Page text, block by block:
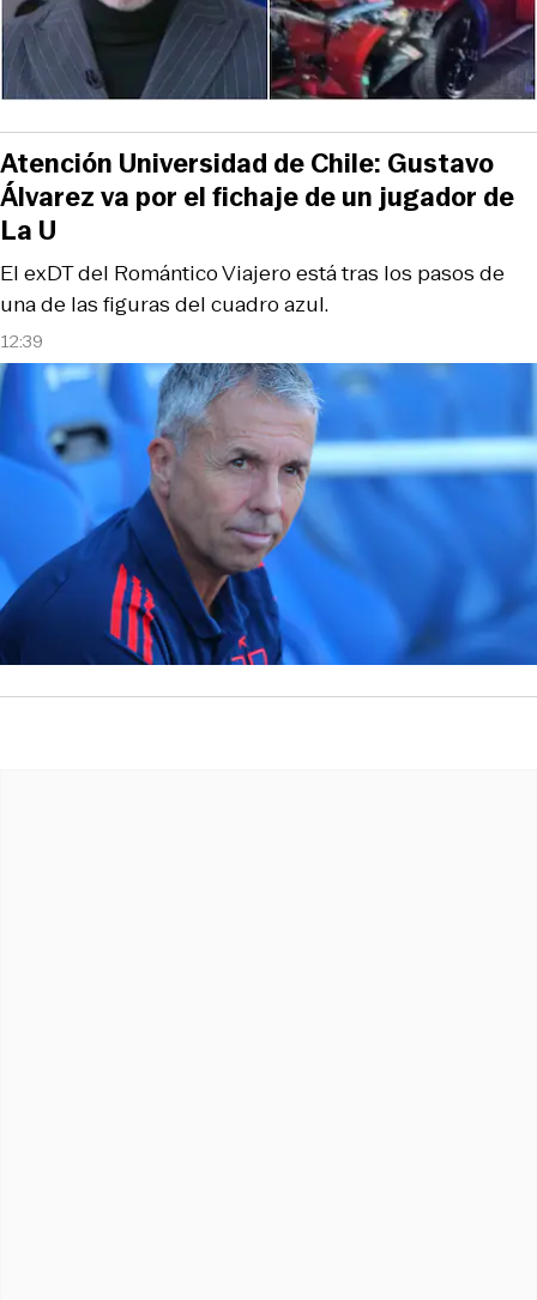
12:39
El exDT del Romántico Viajero está tras los pasos de
una de las figuras del cuadro azul.
Atención Universidad de Chile: Gustavo
Álvarez va por el fichaje de un jugador de
La U